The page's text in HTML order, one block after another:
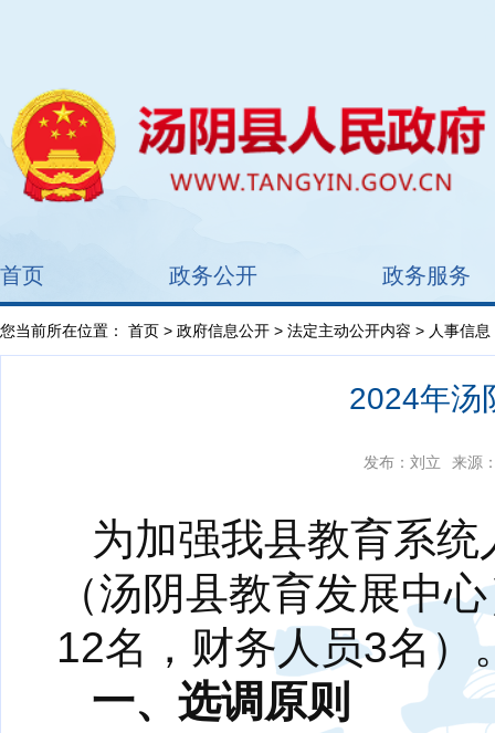
首页 政务公开 政务服务
您当前所在位置： 首页 > 政府信息公开 > 法定主动公开内容 > 人事信息
2024年汤
发布：刘立 来源
为加强我县教育系
（汤阴县教育发展中
12名，财务人员3名）
一、选调原则